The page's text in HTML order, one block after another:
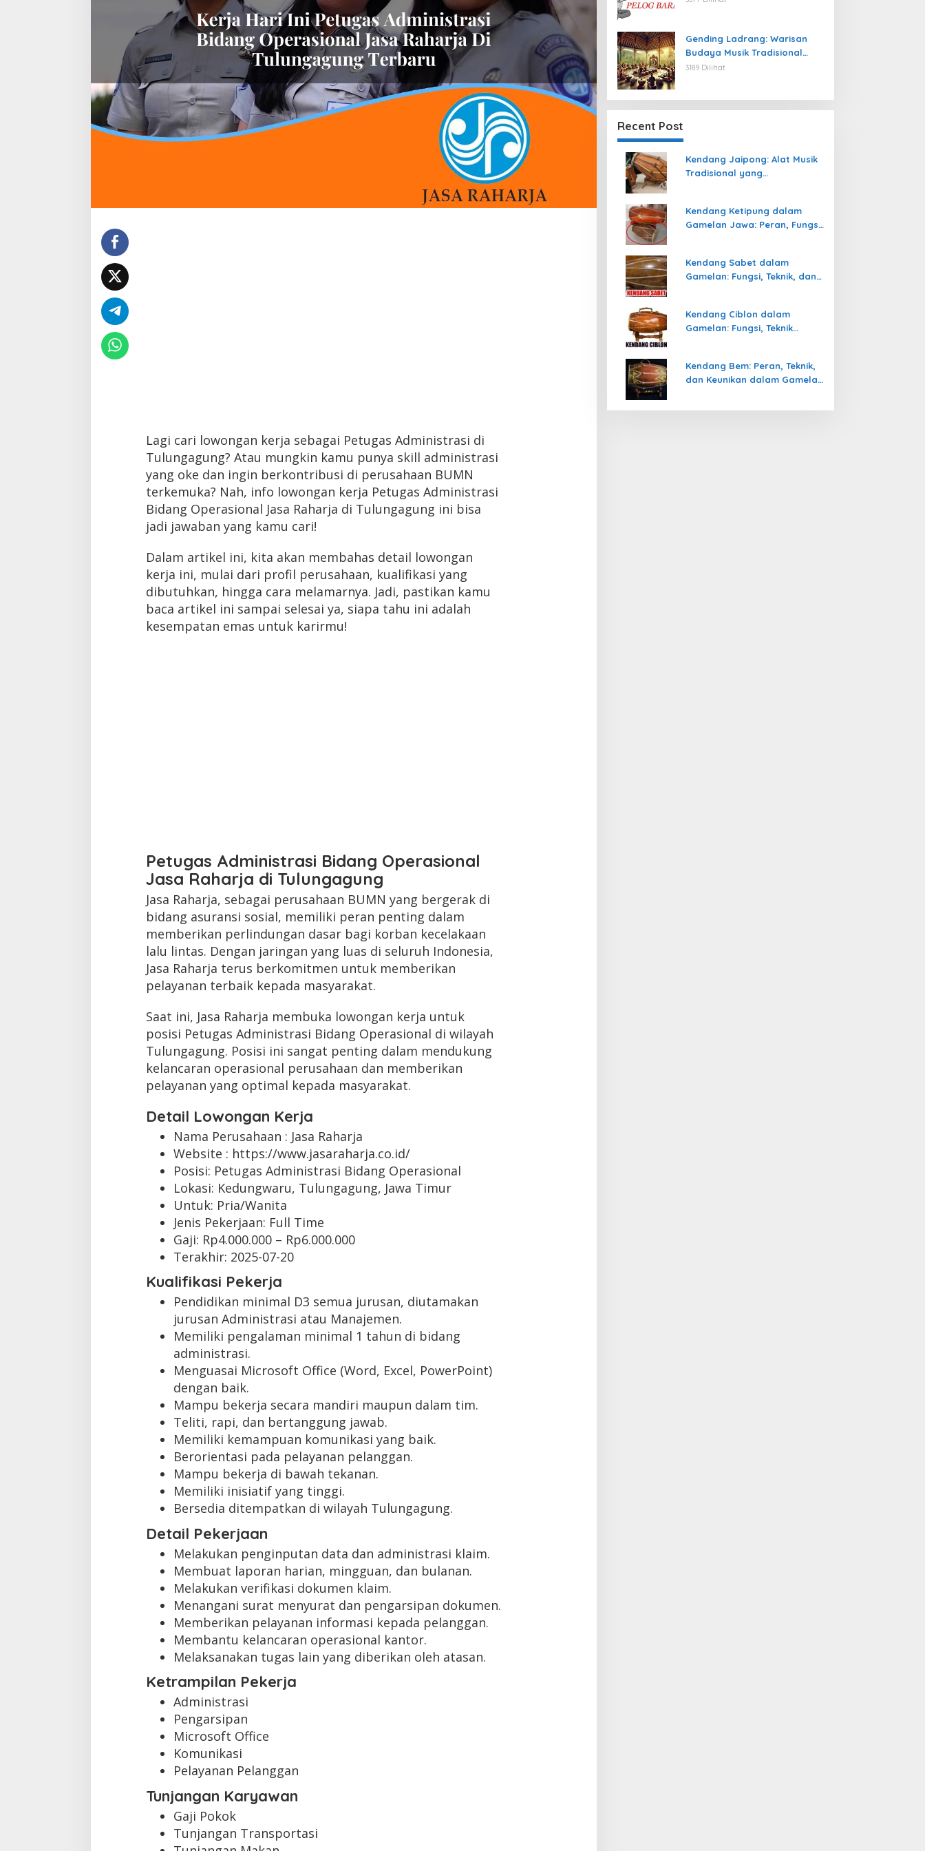
Lagi cari lowongan kerja sebagai Petugas Administrasi di
Tulungagung? Atau mungkin kamu punya skill administrasi
yang oke dan ingin berkontribusi di perusahaan BUMN
terkemuka? Nah, info lowongan kerja Petugas Administrasi
Bidang Operasional Jasa Raharja di Tulungagung ini bisa
jadi jawaban yang kamu cari!
Dalam artikel ini, kita akan membahas detail lowongan
kerja ini, mulai dari profil perusahaan, kualifikasi yang
dibutuhkan, hingga cara melamarnya. Jadi, pastikan kamu
baca artikel ini sampai selesai ya, siapa tahu ini adalah
kesempatan emas untuk karirmu!
Petugas Administrasi Bidang Operasional
Jasa Raharja di Tulungagung
Jasa Raharja, sebagai perusahaan BUMN yang bergerak di
bidang asuransi sosial, memiliki peran penting dalam
memberikan perlindungan dasar bagi korban kecelakaan
lalu lintas. Dengan jaringan yang luas di seluruh Indonesia,
Jasa Raharja terus berkomitmen untuk memberikan
pelayanan terbaik kepada masyarakat.
Saat ini, Jasa Raharja membuka lowongan kerja untuk
posisi Petugas Administrasi Bidang Operasional di wilayah
Tulungagung. Posisi ini sangat penting dalam mendukung
kelancaran operasional perusahaan dan memberikan
pelayanan yang optimal kepada masyarakat.
Detail Lowongan Kerja
Nama Perusahaan : Jasa Raharja
Website : https://www.jasaraharja.co.id/
Posisi: Petugas Administrasi Bidang Operasional
Lokasi: Kedungwaru, Tulungagung, Jawa Timur
Untuk: Pria/Wanita
Jenis Pekerjaan: Full Time
Gaji: Rp4.000.000– Rp6.000.000
Terakhir: 2025-07-20
Kualifikasi Pekerja
Pendidikan minimal D3 semua jurusan, diutamakan
jurusan Administrasi atau Manajemen.
Memiliki pengalaman minimal 1 tahun di bidang
administrasi.
Menguasai Microsoft Office (Word, Excel, PowerPoint)
dengan baik.
Mampu bekerja secara mandiri maupun dalam tim.
Teliti, rapi, dan bertanggung jawab.
Memiliki kemampuan komunikasi yang baik.
Berorientasi pada pelayanan pelanggan.
Mampu bekerja di bawah tekanan.
Memiliki inisiatif yang tinggi.
Bersedia ditempatkan di wilayah Tulungagung.
Detail Pekerjaan
Melakukan penginputan data dan administrasi klaim.
Membuat laporan harian, mingguan, dan bulanan.
Melakukan verifikasi dokumen klaim.
Menangani surat menyurat dan pengarsipan dokumen.
Memberikan pelayanan informasi kepada pelanggan.
Membantu kelancaran operasional kantor.
Melaksanakan tugas lain yang diberikan oleh atasan.
Ketrampilan Pekerja
Administrasi
Pengarsipan
Microsoft Office
Komunikasi
Pelayanan Pelanggan
Tunjangan Karyawan
Gaji Pokok
Tunjangan Transportasi
Gending Ladrang: Warisan
Budaya Musik Tradisional
Jawa yang Abadi
3189 Dilihat
Recent Post
Kendang Jaipong: Alat Musik
Tradisional yang
Kendang Ketipung dalam
Gamelan Jawa: Peran, Fungsi,
Kendang Sabet dalam
Gamelan: Fungsi, Teknik, dan
Kendang Ciblon dalam
Gamelan: Fungsi, Teknik
Kendang Bem: Peran, Teknik,
dan Keunikan dalam Gamelan